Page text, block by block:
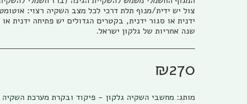
צול יש ידית/מנוף תלת דרכי לכל מצב השקיה רצוי:
שנה אחריות של גלקון ישראל.
₪270
מותג: מחשבי השקיה גלקון - פיקוד ובקרת מערכת השקיה